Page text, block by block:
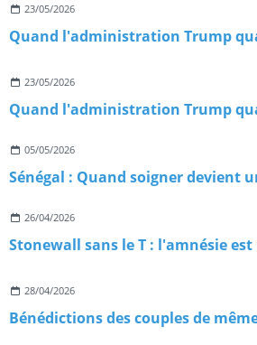
23/05/2026
23/05/2026
05/05/2026
26/04/2026
28/04/2026